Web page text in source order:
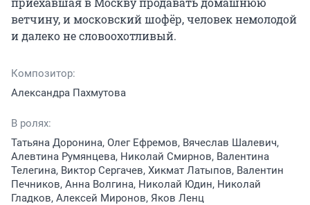
ветчину, и московский шофёр, человек немолодой
и далеко не словоохотливый.
Композитор:
Александра Пахмутова
В ролях:
Татьяна Доронина, Олег Ефремов, Вячеслав Шалевич,
Алевтина Румянцева, Николай Смирнов, Валентина
Телегина, Виктор Сергачев, Хикмат Латыпов, Валентин
Печников, Анна Волгина, Николай Юдин, Николай
Гладков, Алексей Миронов, Яков Ленц